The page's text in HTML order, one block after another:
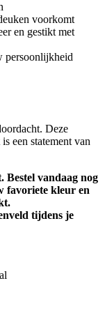
voorkomt
en gestikt met
persoonlijkheid
Deze
een statement van
Bestel vandaag nog
favoriete kleur en
tijdens je